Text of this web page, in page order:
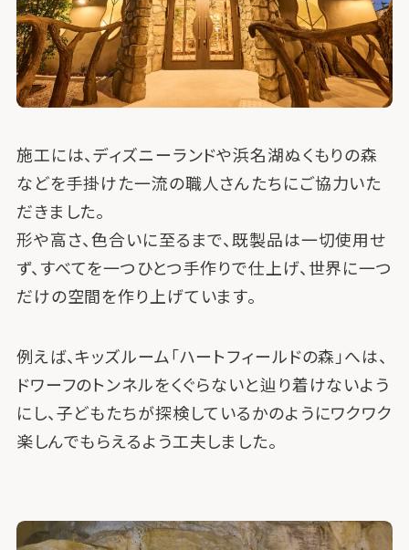
施工には、ディズニーランドや浜名湖ぬくもりの森
などを手掛けた一流の職人さんたちにご協力いた
だきました。
形や高さ、色合いに至るまで、既製品は一切使用せ
ず、すべてを一つひとつ手作りで仕上げ、世界に一つ
だけの空間を作り上げています。
例えば、キッズルーム「ハートフィールドの森」へは、
ドワーフのトンネルをくぐらないと辿り着けないよう
にし、子どもたちが探検しているかのようにワクワク
楽しんでもらえるよう工夫しました。